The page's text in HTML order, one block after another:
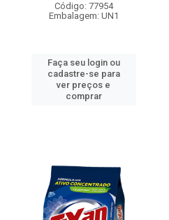
Código: 77954
Embalagem: UN1
Faça seu login ou
cadastre-se para
ver preços e
comprar